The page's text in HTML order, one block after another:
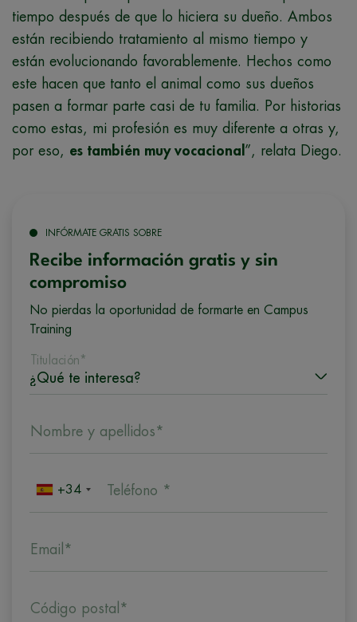
tiempo después de que lo hiciera su dueño. Ambos
están recibiendo tratamiento al mismo tiempo y
están evolucionando favorablemente. Hechos como
este hacen que tanto el animal como sus dueños
pasen a formar parte casi de tu familia. Por historias
como estas, mi profesión es muy diferente a otras y,
por eso, es también muy vocacional ”, relata Diego.
INFÓRMATE GRATIS SOBRE
Recibe información gratis y sin
compromiso
No pierdas la oportunidad de formarte en Campus
Training
Titulación*
Nombre y apellidos*
+34 Teléfono *
Email*
Código postal*